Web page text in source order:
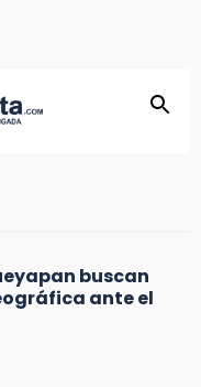
buscan
ante el